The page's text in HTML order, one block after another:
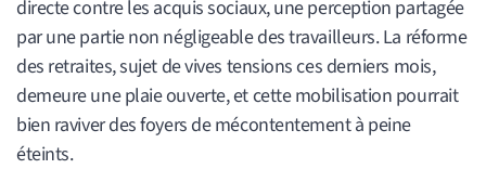
directe contre les acquis sociaux, une perception partagée
par une partie non négligeable des travailleurs. La réforme
des retraites, sujet de vives tensions ces derniers mois,
demeure une plaie ouverte, et cette mobilisation pourrait
bien raviver des foyers de mécontentement à peine
éteints.